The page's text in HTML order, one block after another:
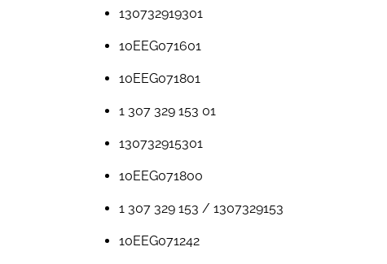
130732919301
10EEG071601
10EEG071801
1 307 329 153 01
130732915301
10EEG071800
1 307 329 153 / 1307329153
10EEG071242